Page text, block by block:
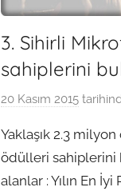
3. Sihirli
sahiplerini
20 Kasım 2015
Yaklaşık 2.3
ödülleri sahiplerini
alanlar : Yılın En